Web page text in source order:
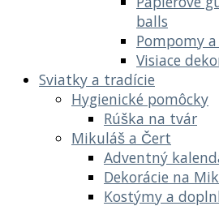
balls
Pompomy
Visiace
Sviatky a tradície
Hygienické pomôcky
Rúška na tvár
Mikuláš a Čert
Adventný
Dekorácie na
Kostýmy a